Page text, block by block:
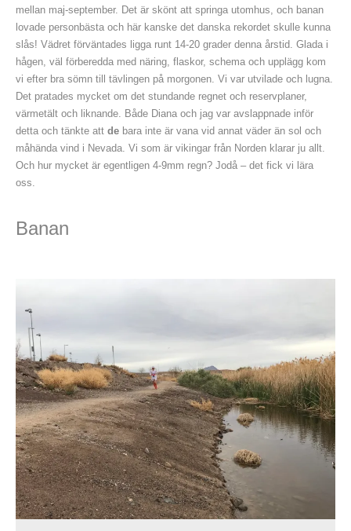
mellan maj-september. Det är skönt att springa utomhus, och banan
lovade personbästa och här kanske det danska rekordet skulle kunna
slås! Vädret förväntades ligga runt 14-20 grader denna årstid. Glada i
hågen, väl förberedda med näring, flaskor, schema och upplägg kom
vi efter bra sömn till tävlingen på morgonen. Vi var utvilade och lugna.
Det pratades mycket om det stundande regnet och reservplaner,
värmetält och liknande. Både Diana och jag var avslappnade inför
detta och tänkte att debara inte är vana vid annat väder än sol och
måhända vind i Nevada. Vi som är vikingar från Norden klarar ju allt.
Och hur mycket är egentligen 4-9mm regn? Jodå – det fick vi lära
oss.
Banan